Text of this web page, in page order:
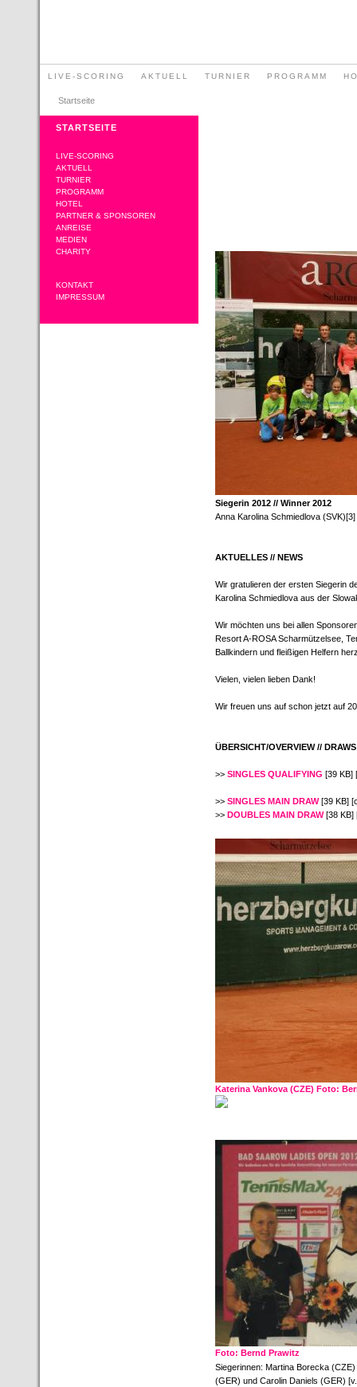
LIVE-SCORING AKTUELL TURNIER PROGRAMM
Startseite
STARTSEITE
LIVE-SCORING
AKTUELL
TURNIER
PROGRAMM
HOTEL
PARTNER & SPONSOREN
ANREISE
MEDIEN
CHARITY
KONTAKT
IMPRESSUM
Siegerin 2012 // Winner 2012
Anna Karolina Schmiedlova (SVK)[3]
AKTUELLES // NEWS
Wir gratulieren der ersten Siegerin
Karolina Schmiedlova aus der
Wir möchten uns bei allen
Resort A-ROSA Scharmützelsee,
Ballkindern und fleißigen Helfern
Vielen, vielen lieben Dank!
Wir freuen uns auf schon jetzt auf
ÜBERSICHT/OVERVIEW //
>> SINGLES QUALIFYING [39 KB]
>> SINGLES MAIN DRAW[39 KB]
>> DOUBLES MAIN DRAW[38 KB]
Katerina Vankova (CZE) Foto:
Foto: Bernd Prawitz
Siegerinnen: Martina Borecka
(GER) und Carolin Daniels (GER)